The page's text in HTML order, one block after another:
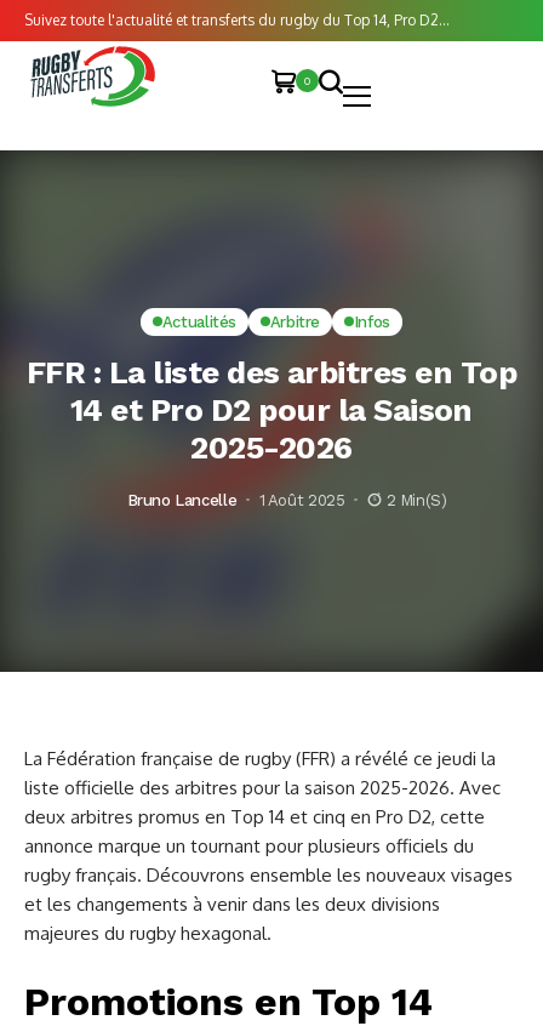
Suivez toute l'actualité et transferts du rugby du Top 14, Pro D2...
0
Actualités Arbitre Infos
FFR : La liste des arbitres en Top
14 et Pro D2 pour la Saison
2025-2026
Bruno Lancelle 1 Août 2025 2 Min(s)
La Fédération française de rugby (FFR) a révélé ce jeudi la
liste officielle des arbitres pour la saison 2025-2026. Avec
deux arbitres promus en Top 14 et cinq en Pro D2, cette
annonce marque un tournant pour plusieurs officiels du
rugby français. Découvrons ensemble les nouveaux visages
et les changements à venir dans les deux divisions
majeures du rugby hexagonal.
Promotions en Top 14